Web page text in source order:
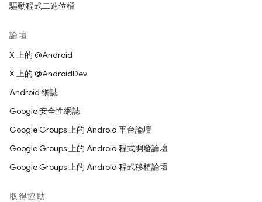
驅動程式二進位檔
論壇
X 上的 @Android
X 上的 @AndroidDev
Android 網誌
Google 安全性網誌
Google Groups 上的 Android 平台論壇
Google Groups 上的 Android 程式開發論壇
Google Groups 上的 Android 程式移植論壇
取得協助